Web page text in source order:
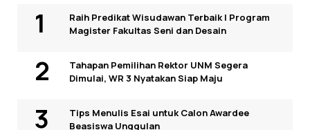
Raih Predikat Wisudawan Terbaik I Program
Magister Fakultas Seni dan Desain
Tahapan Pemilihan Rektor UNM Segera
Dimulai, WR 3 Nyatakan Siap Maju
Tips Menulis Esai untuk Calon Awardee
Beasiswa Unggulan